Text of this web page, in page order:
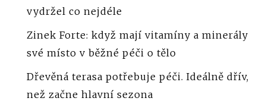
vydržel co nejdéle
Zinek Forte: když mají vitamíny a minerály
své místo v běžné péči o tělo
Dřevěná terasa potřebuje péči. Ideálně dřív,
než začne hlavní sezona